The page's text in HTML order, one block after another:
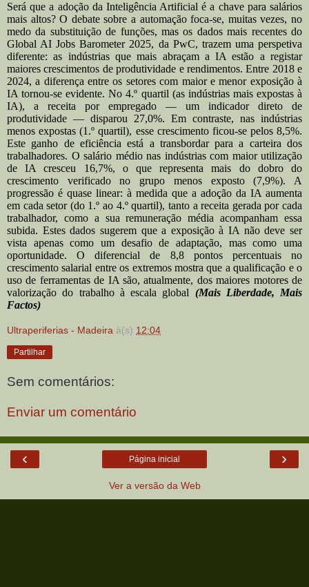
Será que a adoção da Inteligência Artificial é a chave para salários
mais altos? O debate sobre a automação foca-se, muitas vezes, no
medo da substituição de funções, mas os dados mais recentes do
Global AI Jobs Barometer 2025, da PwC, trazem uma perspetiva
diferente: as indústrias que mais abraçam a IA estão a registar
maiores crescimentos de produtividade e rendimentos. Entre 2018 e
2024, a diferença entre os setores com maior e menor exposição à
IA tornou-se evidente. No 4.º quartil (as indústrias mais expostas à
IA), a receita por empregado — um indicador direto de
produtividade — disparou 27,0%. Em contraste, nas indústrias
menos expostas (1.º quartil), esse crescimento ficou-se pelos 8,5%.
Este ganho de eficiência está a transbordar para a carteira dos
trabalhadores. O salário médio nas indústrias com maior utilização
de IA cresceu 16,7%, o que representa mais do dobro do
crescimento verificado no grupo menos exposto (7,9%). A
progressão é quase linear: à medida que a adoção da IA aumenta
em cada setor (do 1.º ao 4.º quartil), tanto a receita gerada por cada
trabalhador, como a sua remuneração média acompanham essa
subida. Estes dados sugerem que a exposição à IA não deve ser
vista apenas como um desafio de adaptação, mas como uma
oportunidade. O diferencial de 8,8 pontos percentuais no
crescimento salarial entre os extremos mostra que a qualificação e o
uso de ferramentas de IA são, atualmente, dos maiores motores de
valorização do trabalho à escala global (Mais Liberdade, Mais
Factos)
Ultraperiferias - Madeira à(s) 12:04
Partilhar
Sem comentários:
Enviar um comentário
‹ ›
Página inicial
Ver a versão da Web